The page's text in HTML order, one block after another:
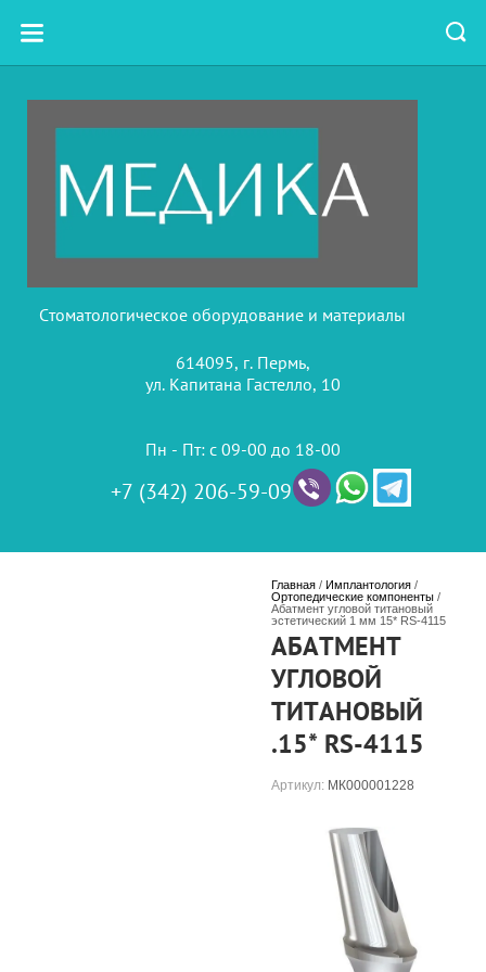
Стоматологическое оборудование и материалы
614095, г. Пермь,
ул. Капитана Гастелло, 10
Пн - Пт: с 09-00 до 18-00
+7 (342) 206-59-09
Главная / Имплантология
Ортопедические компоненты /
Абатмент угловой титановый
эстетический 1 мм 15* RS-4115
АБАТМЕНТ
УГЛОВОЙ
ТИТАНОВЫЙ
.15* RS-4115
Артикул: МК000001228